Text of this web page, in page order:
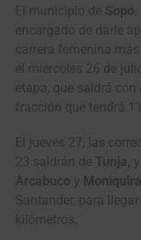
El municipio de Sopó,
encargado de darle
carrera femenina
el miércoles 26 de
etapa, que saldrá
fracción que tendrá
El jueves 27, las
23 saldrán de Tunja,
Arcabuco y Moniquirá
Santander, para llegar
kilómetros.